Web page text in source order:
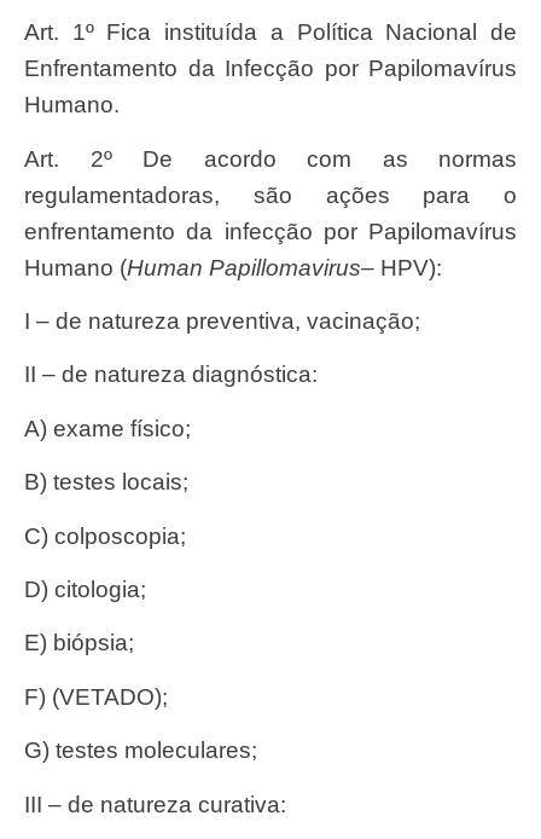
Art. 1º Fica instituída a Política Nacional de
Enfrentamento da Infecção por Papilomavírus
Humano.
Art. 2º De acordo com as normas
regulamentadoras, são ações para o
enfrentamento da infecção por Papilomavírus
Humano (Human Papillomavirus– HPV):
I – de natureza preventiva, vacinação;
II – de natureza diagnóstica:
a) exame físico;
b) testes locais;
c) colposcopia;
d) citologia;
e) biópsia;
f) (VETADO);
g) testes moleculares;
III – de natureza curativa: